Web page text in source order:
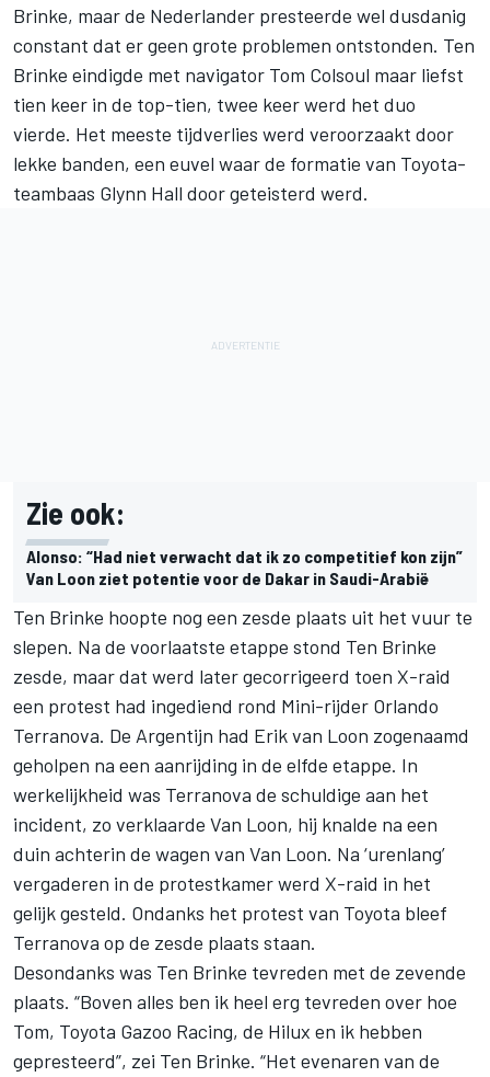
Brinke, maar de Nederlander presteerde wel dusdanig
constant dat er geen grote problemen ontstonden. Ten
Brinke eindigde met navigator Tom Colsoul maar liefst
tien keer in de top-tien, twee keer werd het duo
vierde. Het meeste tijdverlies werd veroorzaakt door
lekke banden, een euvel waar de formatie van Toyota-
teambaas Glynn Hall door geteisterd werd.
Zie ook:
Alonso: “Had niet verwacht dat ik zo competitief kon zijn”
Van Loon ziet potentie voor de Dakar in Saudi-Arabië
Ten Brinke hoopte nog een zesde plaats uit het vuur te
slepen. Na de voorlaatste etappe stond Ten Brinke
zesde, maar dat werd later gecorrigeerd toen X-raid
een protest had ingediend rond Mini-rijder Orlando
Terranova. De Argentijn had Erik van Loon zogenaamd
geholpen na een aanrijding in de elfde etappe. In
werkelijkheid was Terranova de schuldige aan het
incident, zo verklaarde Van Loon, hij knalde na een
duin achterin de wagen van Van Loon. Na ‘urenlang’
vergaderen in de protestkamer werd X-raid in het
gelijk gesteld. Ondanks het protest van Toyota bleef
Terranova op de zesde plaats staan.
Desondanks was Ten Brinke tevreden met de zevende
plaats. “Boven alles ben ik heel erg tevreden over hoe
Tom, Toyota Gazoo Racing, de Hilux en ik hebben
gepresteerd”, zei Ten Brinke. “Het evenaren van de